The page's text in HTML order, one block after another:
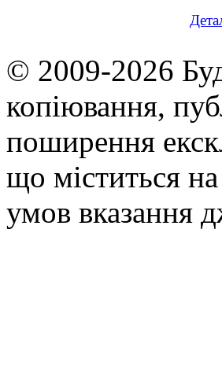
© 2009-2026
копiювання,
поширення
що мiститься на
умов вказання